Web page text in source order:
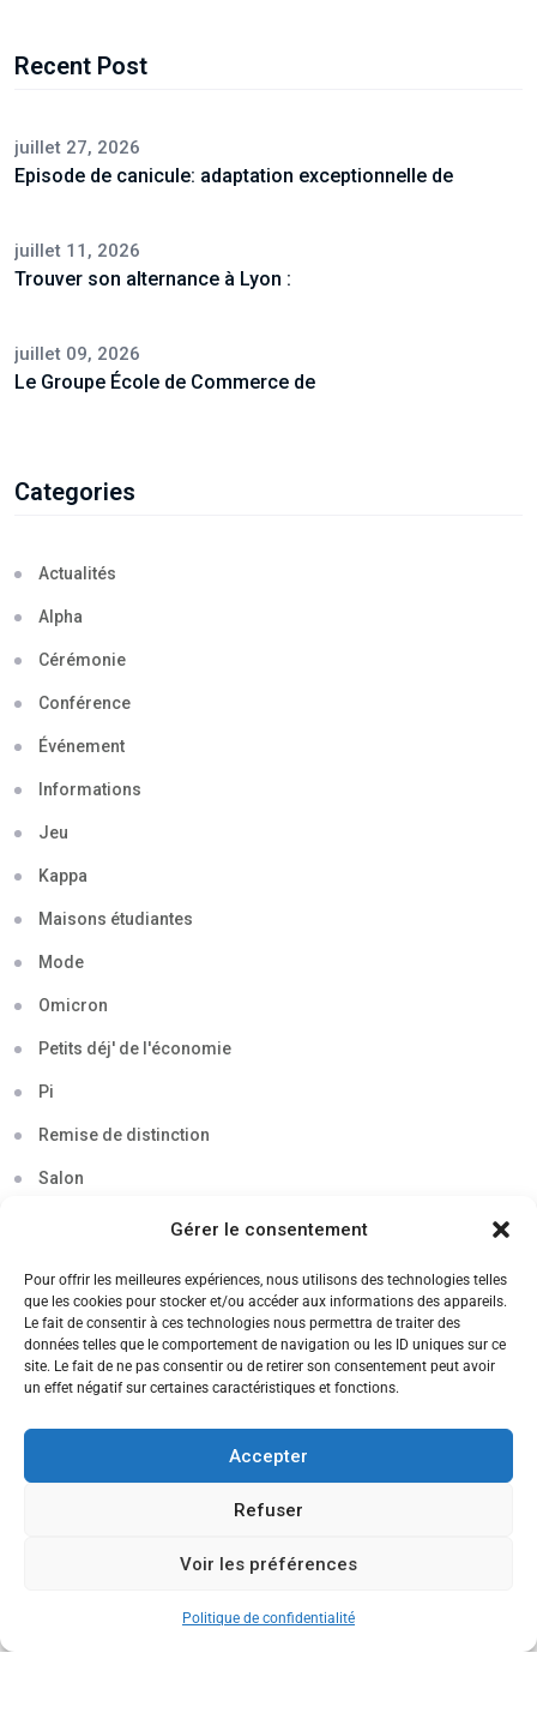
Gérer le consentement
Pour offrir les meilleures expériences, nous utilisons des technologies telles
que les cookies pour stocker et/ou accéder aux informations des appareils.
Le fait de consentir à ces technologies nous permettra de traiter des
données telles que le comportement de navigation ou les ID uniques sur ce
site. Le fait de ne pas consentir ou de retirer son consentement peut avoir
un effet négatif sur certaines caractéristiques et fonctions.
Accepter
Refuser
Voir les préférences
Politique de confidentialité
Recent Post
juillet 27, 2026
Episode de canicule: adaptation exceptionnelle de
juillet 11, 2026
Trouver son alternance à Lyon :
juillet 09, 2026
Le Groupe École de Commerce de
Categories
Actualités
Alpha
Cérémonie
Conférence
Événement
Informations
Jeu
Kappa
Maisons étudiantes
Mode
Omicron
Petits déj' de l'économie
Pi
Remise de distinction
Salon
Soirée
Sortie découverte
Tau
Voyage
CANDIDATEZ MAINTENANT